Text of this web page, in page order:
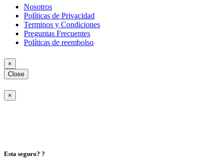
Nosotros
Políticas de Privacidad
Terminos y Condiciones
Preguntas Frecuentes
Políticas de reembolso
×
Close
×
Esta seguro? ?